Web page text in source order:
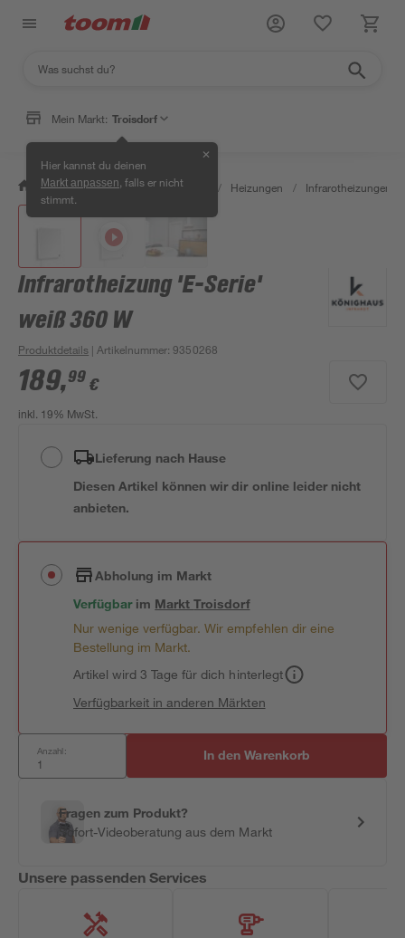
Mein Markt: Troisdorf
Hier kannst du deinen
Markt anpassen , falls er nicht
stimmt.
✕
/ Bauen & Renovieren / Heizen / Heizungen / Infrarotheizungen
Infrarotheizung 'E-Serie'
weiß 360 W
Produktdetails | Artikelnummer:9350268
189,99 €
inkl. 19% MwSt.
Lieferung nach Hause
Diesen Artikel können wir dir online leider nicht
anbieten.
Abholung im Markt
Verfügbar im MarktTroisdorf
Nur wenige verfügbar. Wir empfehlen dir eine
Bestellung im Markt.
Artikel wird 3 Tage für dich hinterlegt
Verfügbarkeit in anderen Märkten
Anzahl: In den Warenkorb
Fragen zum Produkt?
Sofort-Videoberatung aus dem Markt
Unsere passenden Services